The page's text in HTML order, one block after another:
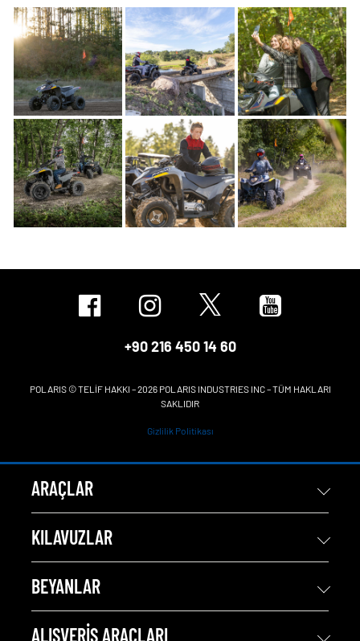
+90 216 450 14 60
POLARIS © TELİF HAKKI – 2026 POLARIS INDUSTRIES INC – TÜM HAKLARI
SAKLIDIR
Gizlilik Politikası
ARAÇLAR
KILAVUZLAR
BEYANLAR
ALIŞVERIŞ ARAÇLARI